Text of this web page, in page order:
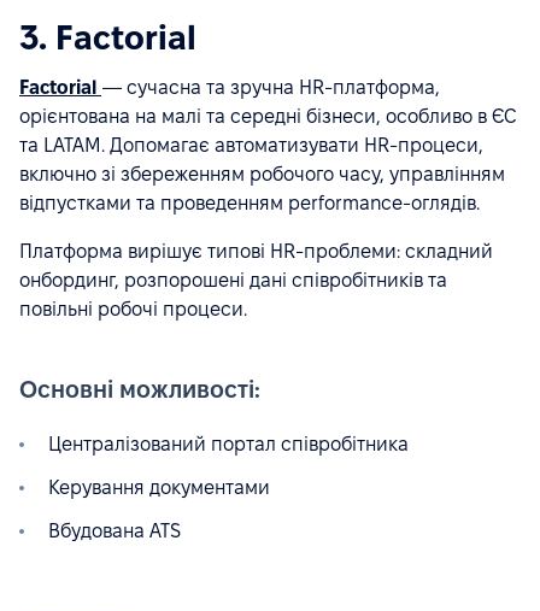
3. Factorial
Factorial — сучасна та зручна HR-платформа,
орієнтована на малі та середні бізнеси, особливо в ЄС
та LATAM. Допомагає автоматизувати HR-процеси,
включно зі збереженням робочого часу, управлінням
відпустками та проведенням performance-оглядів.
Платформа вирішує типові HR-проблеми: складний
онбординг, розпорошені дані співробітників та
повільні робочі процеси.
Основні можливості:
Централізований портал співробітника
Керування документами
Вбудована ATS